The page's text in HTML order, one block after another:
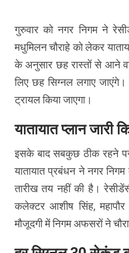
गुरुवार को नगर निगम ने
मधुमिलन चौराहे को लेकर
के अनुसार छह रास्तों से आने
लिए छह सिग्नल लगाए
ट्रायल किया जाएगा।
यातायात प्लान जारी
इसके बाद सबकुछ ठीक रहने पर
यातायात प्रबंधन ने नगर
तारीख तय नहीं की है।
कलेक्टर आशीष सिंह, महापौर
मौजूदगी में निगम अफसरों ने